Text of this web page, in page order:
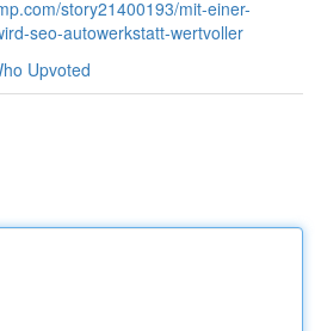
story21400193/mit-einer-
seo-autowerkstatt-wertvoller
Upvoted